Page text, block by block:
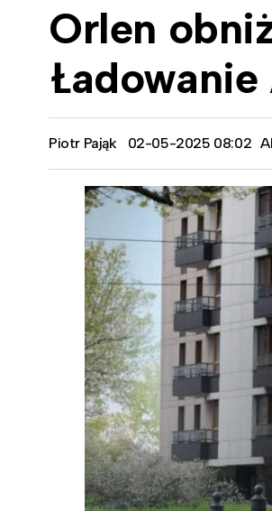
Orlen
Ładowanie
Piotr Pająk 02-05-2025 08:02